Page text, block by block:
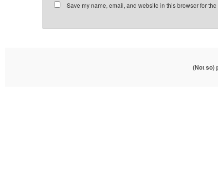
Save my name, email, and website in this browser for
(Not so)